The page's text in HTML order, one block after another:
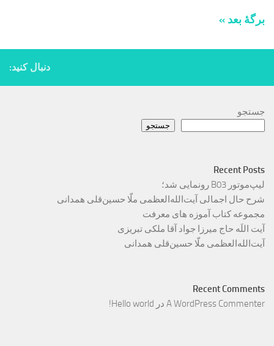
برگهٔ بعد »
دنبال کنید:
جستجو
جستجو
Recent Posts
لیپ‌موتور B03 رونمایی شد؛
شرح حال اجمالی آیت‌الله‌العظمی ملّا حسین‌قلی همدانی
مجموعه کتاب آموزه های معرفت
آیت اللَه حاج میرزا جواد آقا ملکی تبریزی
آیت‌الله‌العظمی ملّا حسین‌قلی همدانی
Recent Comments
A WordPress Commenter در Hello world!